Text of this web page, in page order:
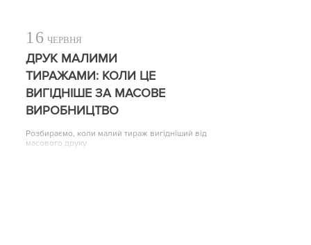
16 ЧЕРВНЯ
ДРУК МАЛИМИ
ТИРАЖАМИ: КОЛИ ЦЕ
ВИГІДНІШЕ ЗА МАСОВЕ
ВИРОБНИЦТВО
Розбираємо, коли малий тираж вигідніший від
масового друку